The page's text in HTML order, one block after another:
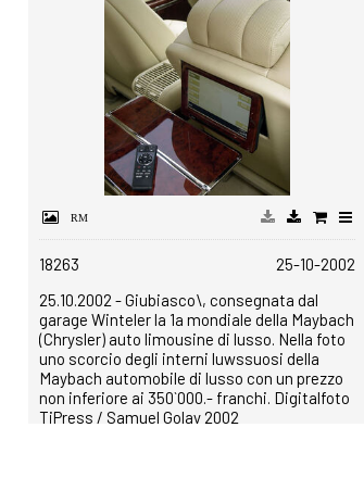
18263
25-10-2002
25.10.2002 - Giubiasco\, consegnata dal
garage Winteler la 1a mondiale della Maybach
(Chrysler) auto limousine di lusso. Nella foto
uno scorcio degli interni luwssuosi della
Maybach automobile di lusso con un prezzo
non inferiore ai 350`000.- franchi. Digitalfoto
TiPress / Samuel Golay 2002